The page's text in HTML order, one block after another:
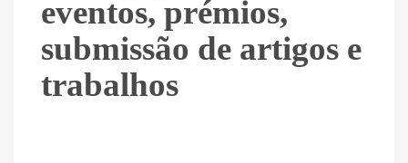
eventos, prémios,
submissão de artigos e
trabalhos